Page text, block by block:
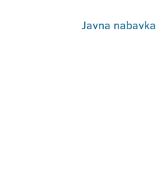
Javna nabavka